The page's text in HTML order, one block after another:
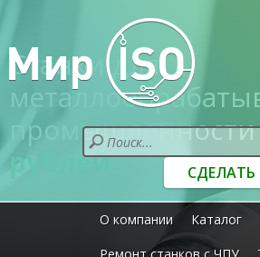
СДЕЛАТЬ
О компании Каталог
Станки для
рублей